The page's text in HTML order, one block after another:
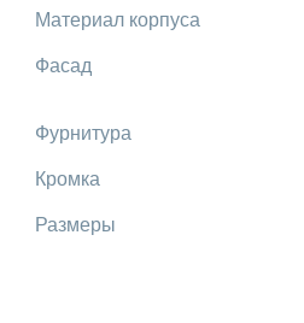
Материал корпуса
Фасад
Фурнитура
Кромка
Размеры